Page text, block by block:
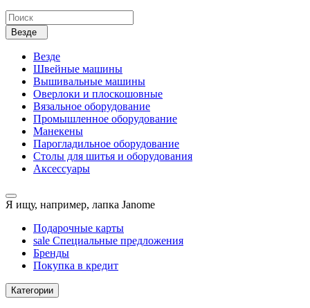
Везде
Везде
Швейные машины
Вышивальные машины
Оверлоки и плоскошовные
Вязальное оборудование
Промышленное оборудование
Манекены
Парогладильное оборудование
Столы для шитья и оборудования
Аксессуары
Я ищу, например, лапка Janome
Подарочные карты
sale Специальные предложения
Бренды
Покупка в кредит
Категории